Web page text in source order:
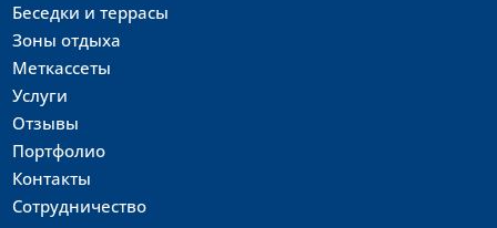
Беседки и террасы
Зоны отдыха
Меткассеты
Услуги
Отзывы
Портфолио
Контакты
Сотрудничество